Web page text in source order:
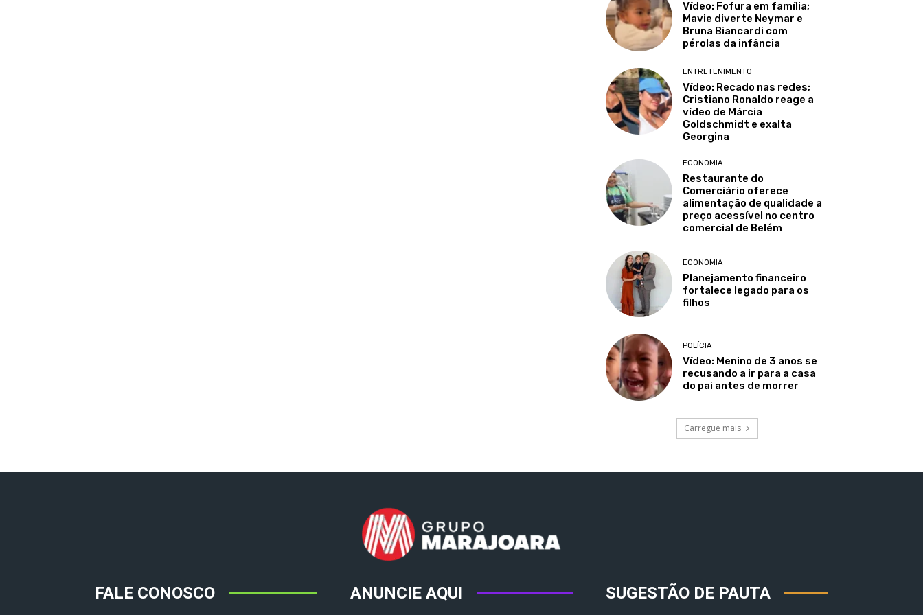
Vídeo: Fofura em família;
Mavie diverte Neymar e
Bruna Biancardi com
pérolas da infância
ENTRETENIMENTO
Vídeo: Recado nas redes;
Cristiano Ronaldo reage a
vídeo de Márcia
Goldschmidt e exalta
Georgina
ECONOMIA
Restaurante do
Comerciário oferece
alimentação de qualidade a
preço acessível no centro
comercial de Belém
ECONOMIA
Planejamento financeiro
fortalece legado para os
filhos
POLÍCIA
Vídeo: Menino de 3 anos se
recusando a ir para a casa
do pai antes de morrer
Carregue mais
FALE CONOSCO ANUNCIE AQUI SUGESTÃO DE PAUTA